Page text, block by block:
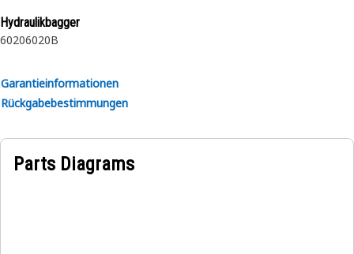
Hydraulikbagger
60206020B
Garantieinformationen
Rückgabebestimmungen
Parts Diagrams